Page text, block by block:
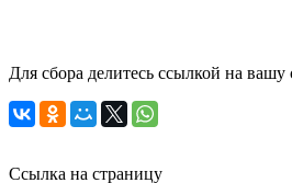
Для сбора делитесь ссылкой на вашу
Ссылка на страницу